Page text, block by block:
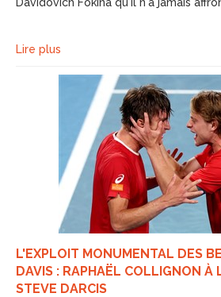
Lire plus
L'EXPLOIT MONUMENTAL DES
DAVIS : RAPHAËL COLLIGNON À
STEVE DARCIS